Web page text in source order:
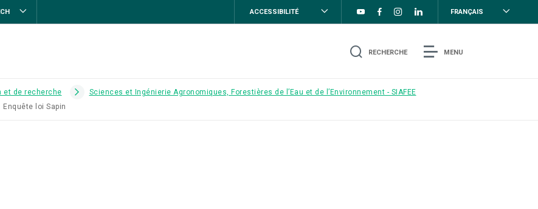
ACCESSIBILITÉ FRANÇAIS
RECHERCHE MENU
et de recherche
Sciences et Ingénierie Agronomiques, Forestières de l’Eau et de l’Environnement - SIAFEE
Enquête loi Sapin